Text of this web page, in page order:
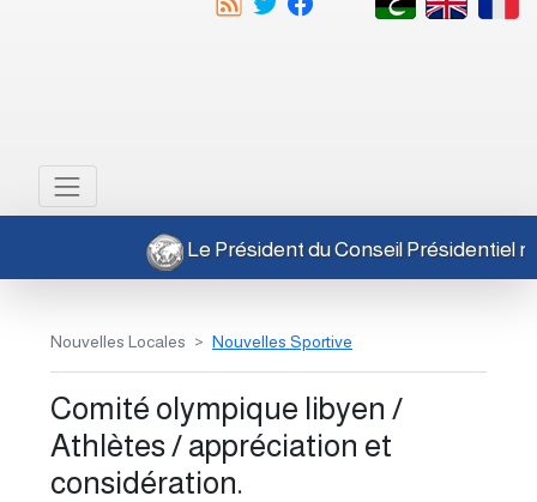
Le Président du Conseil
Nouvelles Locales Nouvelles Sportive
Comité olympique libyen /
Athlètes / appréciation et
considération.